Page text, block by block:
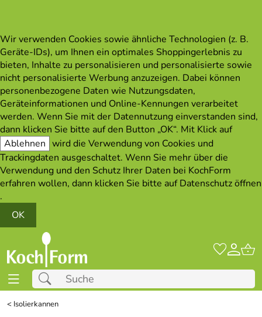
Wir verwenden Cookies sowie ähnliche Technologien (z. B.
Geräte-IDs), um Ihnen ein optimales Shoppingerlebnis zu
bieten, Inhalte zu personalisieren und personalisierte sowie
nicht personalisierte Werbung anzuzeigen. Dabei können
personenbezogene Daten wie Nutzungsdaten,
Geräteinformationen und Online-Kennungen verarbeitet
werden. Wenn Sie mit der Datennutzung einverstanden sind,
dann klicken Sie bitte auf den Button „OK“. Mit Klick auf
Ablehnen wird die Verwendung von Cookies und
Trackingdaten ausgeschaltet. Wenn Sie mehr über die
Verwendung und den Schutz Ihrer Daten bei KochForm
erfahren wollen, dann klicken Sie bitte aufDatenschutz öffnen
.
OK
< Isolierkannen